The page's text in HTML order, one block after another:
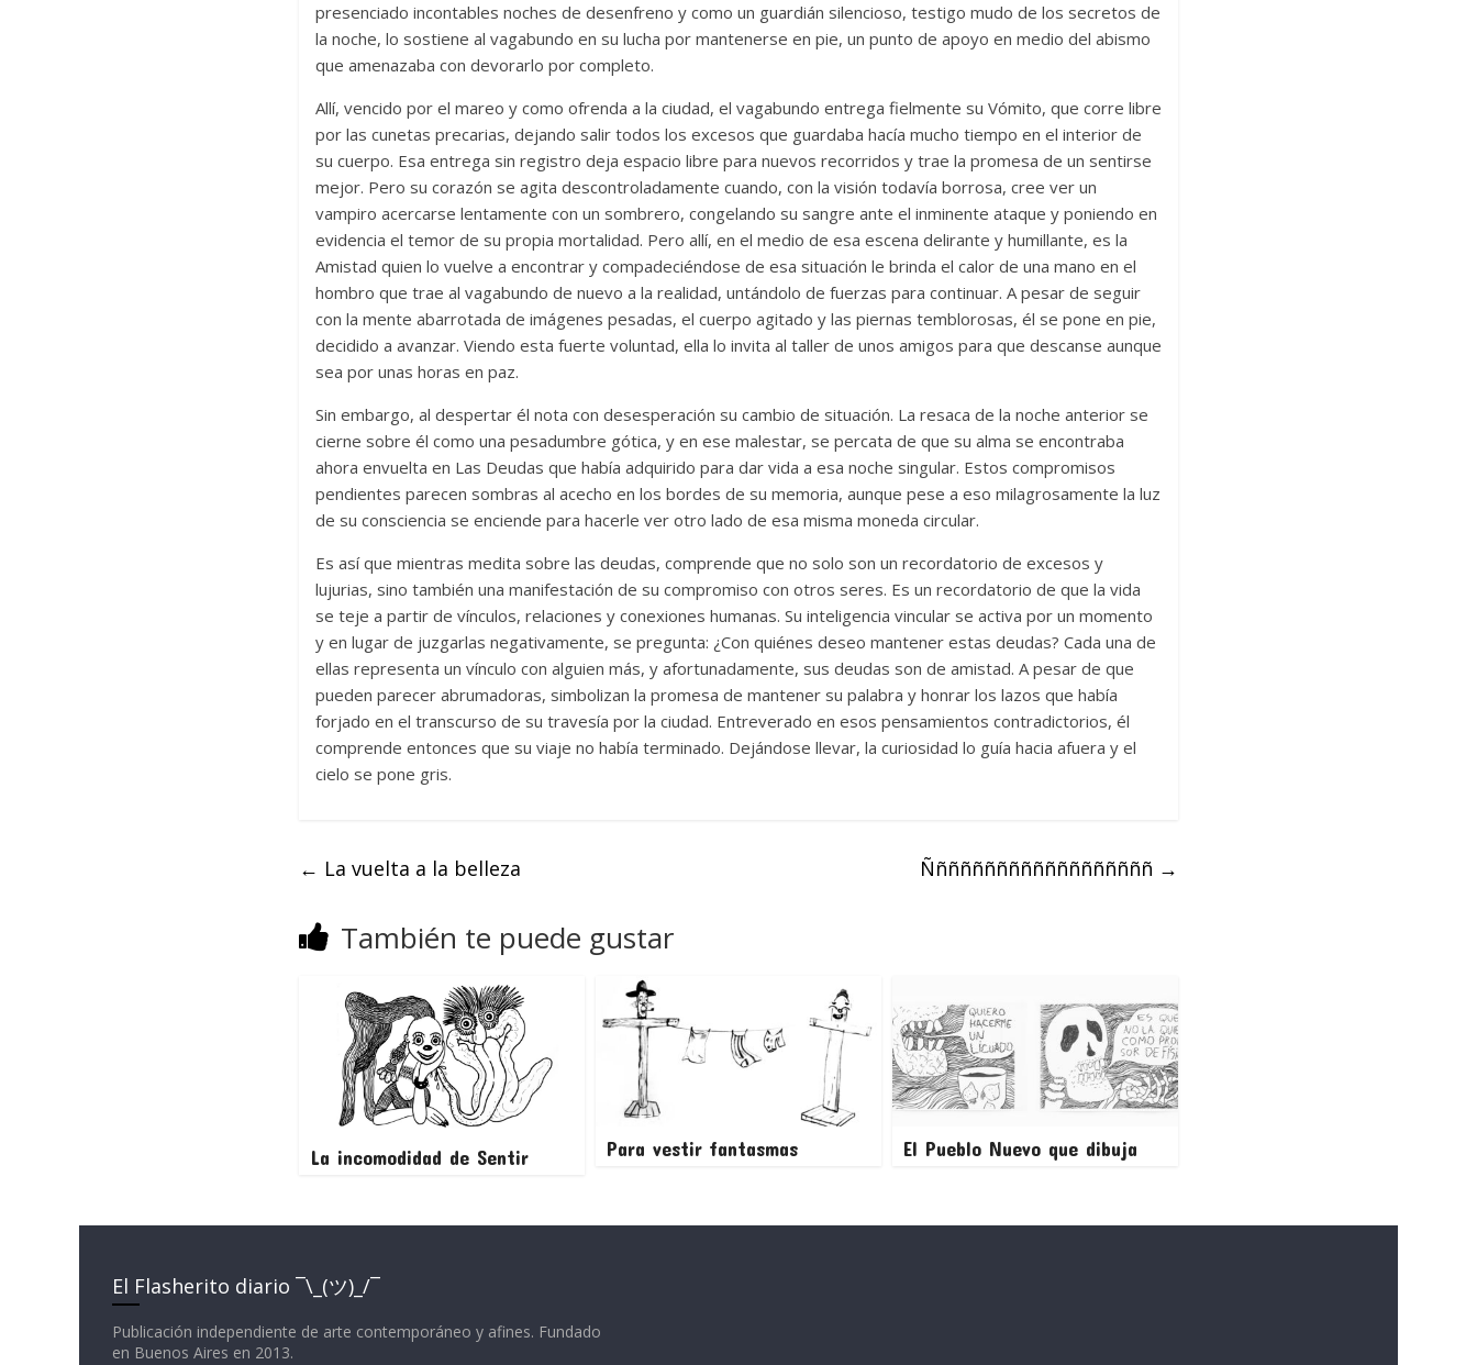
presenciado incontables noches de desenfreno y como un guardián silencioso, testigo mudo de los secretos de
la noche, lo sostiene al vagabundo en su lucha por mantenerse en pie, un punto de apoyo en medio del abismo
que amenazaba con devorarlo por completo.
Allí, vencido por el mareo y como ofrenda a la ciudad, el vagabundo entrega fielmente su Vómito, que corre libre
por las cunetas precarias, dejando salir todos los excesos que guardaba hacía mucho tiempo en el interior de
su cuerpo. Esa entrega sin registro deja espacio libre para nuevos recorridos y trae la promesa de un sentirse
mejor. Pero su corazón se agita descontroladamente cuando, con la visión todavía borrosa, cree ver un
vampiro acercarse lentamente con un sombrero, congelando su sangre ante el inminente ataque y poniendo en
evidencia el temor de su propia mortalidad. Pero allí, en el medio de esa escena delirante y humillante, es la
Amistad quien lo vuelve a encontrar y compadeciéndose de esa situación le brinda el calor de una mano en el
hombro que trae al vagabundo de nuevo a la realidad, untándolo de fuerzas para continuar. A pesar de seguir
con la mente abarrotada de imágenes pesadas, el cuerpo agitado y las piernas temblorosas, él se pone en pie,
decidido a avanzar. Viendo esta fuerte voluntad, ella lo invita al taller de unos amigos para que descanse aunque
sea por unas horas en paz.
Sin embargo, al despertar él nota con desesperación su cambio de situación. La resaca de la noche anterior se
cierne sobre él como una pesadumbre gótica, y en ese malestar, se percata de que su alma se encontraba
ahora envuelta en Las Deudas que había adquirido para dar vida a esa noche singular. Estos compromisos
pendientes parecen sombras al acecho en los bordes de su memoria, aunque pese a eso milagrosamente la luz
de su consciencia se enciende para hacerle ver otro lado de esa misma moneda circular.
Es así que mientras medita sobre las deudas, comprende que no solo son un recordatorio de excesos y
lujurias, sino también una manifestación de su compromiso con otros seres. Es un recordatorio de que la vida
se teje a partir de vínculos, relaciones y conexiones humanas. Su inteligencia vincular se activa por un momento
y en lugar de juzgarlas negativamente, se pregunta: ¿Con quiénes deseo mantener estas deudas? Cada una de
ellas representa un vínculo con alguien más, y afortunadamente, sus deudas son de amistad. A pesar de que
pueden parecer abrumadoras, simbolizan la promesa de mantener su palabra y honrar los lazos que había
forjado en el transcurso de su travesía por la ciudad. Entreverado en esos pensamientos contradictorios, él
comprende entonces que su viaje no había terminado. Dejándose llevar, la curiosidad lo guía hacia afuera y el
cielo se pone gris.
← La vuelta a la belleza Ñññññññññññññññññññ →
También te puede gustar
La incomodidad de Sentir Para vestir fantasmas El Pueblo Nuevo que dibuja
El Flasherito diario ¯\_(ツ)_/¯
Publicación independiente de arte contemporáneo y afines. Fundado
en Buenos Aires en 2013.